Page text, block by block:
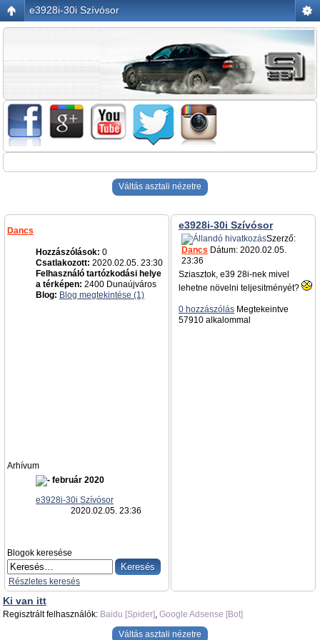
e3928i-30i Szívósor
Váltás asztali nézetre
Dancs
Hozzászólások: 0
Csatlakozott: 2020.02.05. 23:30
Felhasználó tartózkodási helye
a térképen: 2400 Dunaújváros
Blog: Blog megtekintése (1)
Arhívum
február 2020
e3928i-30i Szívósor
2020.02.05. 23:36
Blogok keresése
Részletes keresés
e3928i-30i Szívósor
Szerző:
Dancs Dátum: 2020.02.05.
23:36
Sziasztok, e39 28i-nek mivel
lehetne növelni teljesitményét?
0 hozzászólás Megtekeintve
57910 alkalommal
Ki van itt
Regisztrált felhasználók: Baidu [Spider], Google Adsense [Bot]
Váltás asztali nézetre